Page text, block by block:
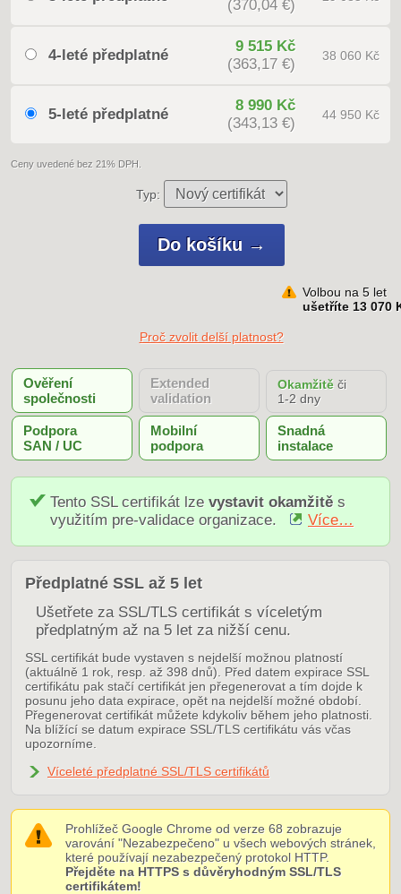
(370,04 €)
4-leté předplatné
9 515 Kč
(363,17 €)
38 060 Kč
5-leté předplatné
8 990 Kč
(343,13 €)
44 950 Kč
Ceny uvedené bez 21% DPH.
Typ:
Volbou na 5 let
ušetříte 13 070
Proč zvolit delší platnost?
Ověření
společnosti
Extended
validation
Okamžitě či
1-2 dny
Podpora
SAN / UC
Mobilní
podpora
Snadná
instalace
Tento SSL certifikát lze vystavit okamžitěs
využitím pre-validace organizace.
Více…
Předplatné SSL až 5 let
Ušetřete za SSL/TLS certifikát s víceletým
předplatným až na 5 let za nižší cenu.
SSL certifikát bude vystaven s nejdelší možnou platností
(aktuálně 1 rok, resp. až 398 dnů). Před datem expirace SSL
certifikátu pak stačí certifikát jen přegenerovat a tím dojde k
posunu jeho data expirace, opět na nejdelší možné období.
Přegenerovat certifikát můžete kdykoliv během jeho platnosti.
Na blížící se datum expirace SSL/TLS certifikátu vás včas
upozorníme.
Víceleté předplatné SSL/TLS certifikátů
Prohlížeč Google Chrome od verze 68 zobrazuje
varování "Nezabezpečeno" u všech webových stránek,
které používají nezabezpečený protokol HTTP.
Přejděte na HTTPS s důvěryhodným SSL/TLS
certifikátem!